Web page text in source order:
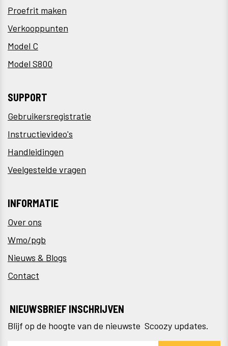
Proefrit maken
Verkooppunten
Model C
Model S800
SUPPORT
Gebruikersregistratie
Instructievideo's
Handleidingen
Veelgestelde vragen
INFORMATIE
Over ons
Wmo/pgb
Nieuws & Blogs
Contact
NIEUWSBRIEF INSCHRIJVEN
Blijf op de hoogte van de nieuwste Scoozy updates.